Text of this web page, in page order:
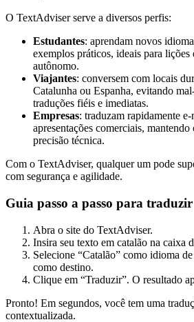
O TextAdviser serve a diversos perfis:
Estudantes: aprendam novos
exemplos práticos, ideais para lições
autônomo.
Viajantes: conversem com locais
Catalunha ou Espanha, evitando
traduções fiéis e imediatas.
Empresas: traduzam rapidamente
apresentações comerciais,
precisão técnica.
Com o TextAdviser, qualquer um pode
com segurança e agilidade.
Guia passo a passo para traduzir
Abra o site do TextAdviser.
Insira seu texto em catalão na caixa
Selecione “Catalão” como idioma
como destino.
Clique em “Traduzir”. O resultado
Pronto! Em segundos, você tem uma
contextualizada.